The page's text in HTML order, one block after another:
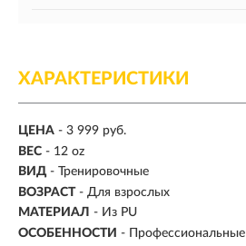
ХАРАКТЕРИСТИКИ
ЦЕНА - 3 999 руб.
ВЕС - 12 oz
ВИД - Тренировочные
ВОЗРАСТ - Для взрослых
МАТЕРИАЛ - Из PU
ОСОБЕННОСТИ - Профессиональные